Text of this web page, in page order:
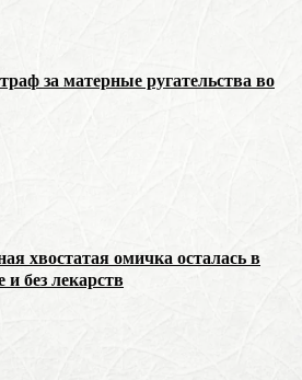
за матерные ругательства во
хвостатая омичка осталась в
без лекарств